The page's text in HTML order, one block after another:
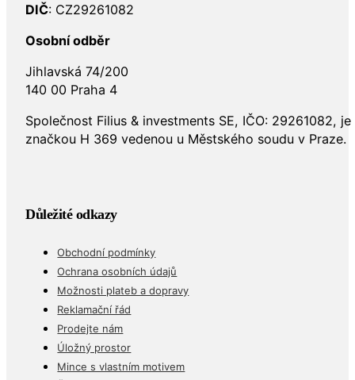
DIČ: CZ29261082
Osobní odběr
Jihlavská 74/200
140 00 Praha 4
Společnost Filius & investments SE, IČO: 29261082,
značkou H 369 vedenou u Městského soudu v Praze.
Důležité odkazy
Obchodní podmínky
Ochrana osobních údajů
Možnosti plateb a dopravy
Reklamační řád
Prodejte nám
Úložný prostor
Mince s vlastním motivem